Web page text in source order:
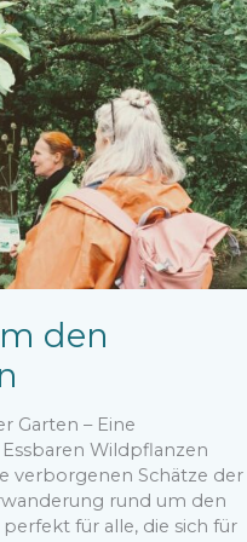
den
Garten – Eine
Wildpflanzen
verborgenen Schätze der
rund um den
für alle, die sich für